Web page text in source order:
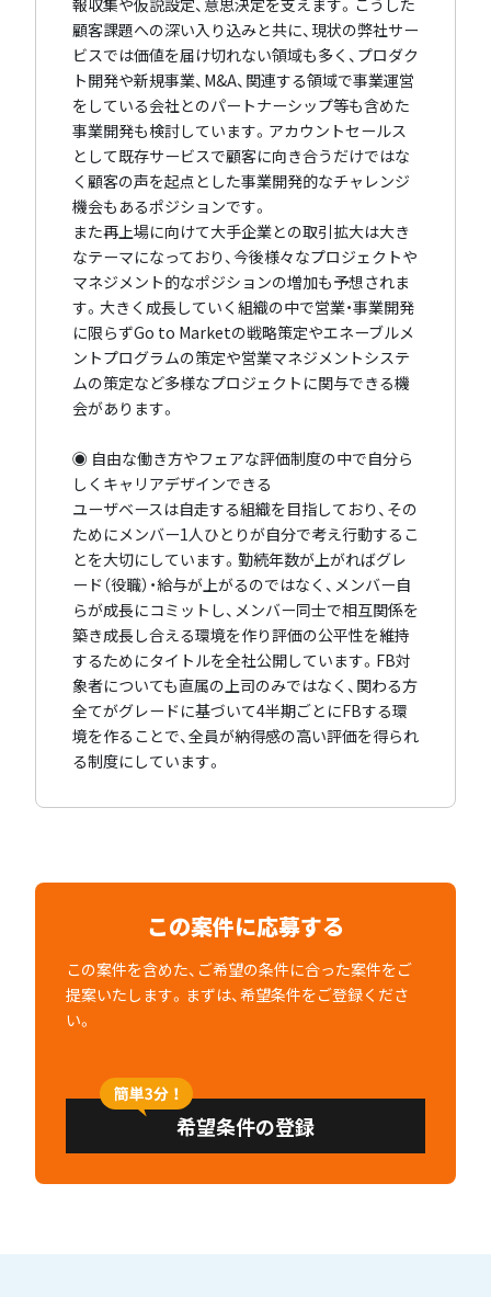
顧客課題への深い入り込みと共に、現状の弊社サー
ビスでは価値を届け切れない領域も多く、プロダク
ト開発や新規事業、M&A、関連する領域で事業運営
をしている会社とのパートナーシップ等も含めた
事業開発も検討しています。アカウントセールス
として既存サービスで顧客に向き合うだけではな
く顧客の声を起点とした事業開発的なチャレンジ
機会もあるポジションです。
また再上場に向けて大手企業との取引拡大は大き
なテーマになっており、今後様々なプロジェクトや
マネジメント的なポジションの増加も予想されま
す。大きく成長していく組織の中で営業・事業開発
に限らずGo to Marketの戦略策定やエネーブルメ
ントプログラムの策定や営業マネジメントシステ
ムの策定など多様なプロジェクトに関与できる機
会があります。
◉ 自由な働き方やフェアな評価制度の中で自分ら
しくキャリアデザインできる
ユーザベースは自走する組織を目指しており、その
ためにメンバー1人ひとりが自分で考え行動するこ
とを大切にしています。勤続年数が上がればグレ
ード（役職）・給与が上がるのではなく、メンバー自
らが成長にコミットし、メンバー同士で相互関係を
築き成長し合える環境を作り評価の公平性を維持
するためにタイトルを全社公開しています。FB対
象者についても直属の上司のみではなく、関わる方
全てがグレードに基づいて4半期ごとにFBする環
境を作ることで、全員が納得感の高い評価を得られ
る制度にしています。
この案件に応募する
この案件を含めた、ご希望の条件に合った案件をご
提案いたします。まずは、希望条件をご登録くださ
い。
希望条件の登録